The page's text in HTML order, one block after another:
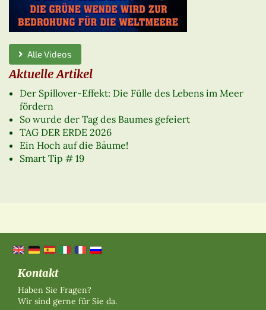
Alle Videos
Aktuelle Artikel
Der Spillover-Effekt: Die Fülle des Lebens im Meer
fördern
So wurde der Tag des Baumes gefeiert
TAG DER ERDE 2026
Ein Hoch auf die Bäume!
Smart Tip # 19
Kontakt
Haben Sie Fragen?
Wir sind gerne für Sie da.